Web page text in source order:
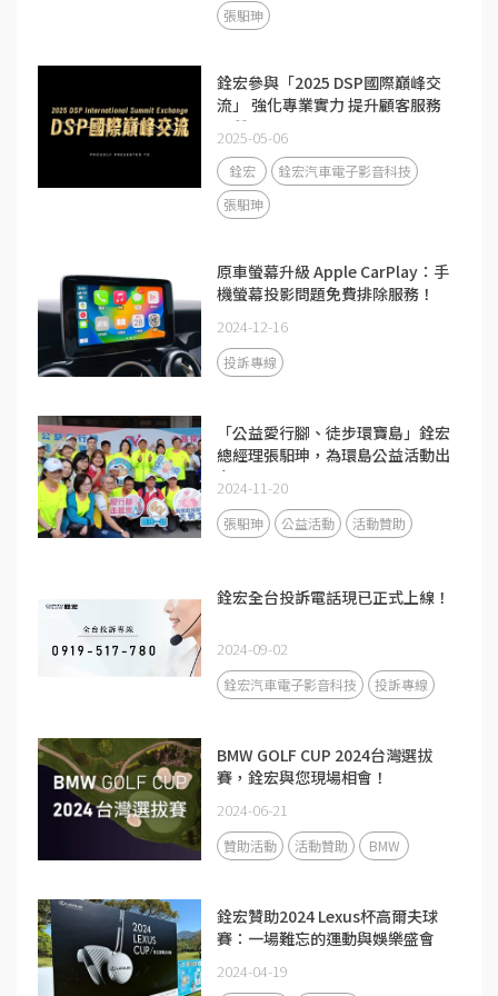
張馹珅
銓宏參與「2025 DSP國際巔峰交
流」 強化專業實力 提升顧客服務
品質
2025-05-06
銓宏
銓宏汽車電子影音科技
張馹珅
原車螢幕升級 Apple CarPlay：手
機螢幕投影問題免費排除服務！
2024-12-16
投訴專線
「公益愛行腳、徒步環寶島」銓宏
總經理張馹珅，為環島公益活動出
力
2024-11-20
張馹珅 公益活動 活動贊助
銓宏全台投訴電話現已正式上線！
2024-09-02
銓宏汽車電子影音科技 投訴專線
BMW GOLF CUP 2024台灣選拔
賽，銓宏與您現場相會！
2024-06-21
贊助活動 活動贊助 BMW
銓宏贊助2024 Lexus杯高爾夫球
賽：一場難忘的運動與娛樂盛會
2024-04-19